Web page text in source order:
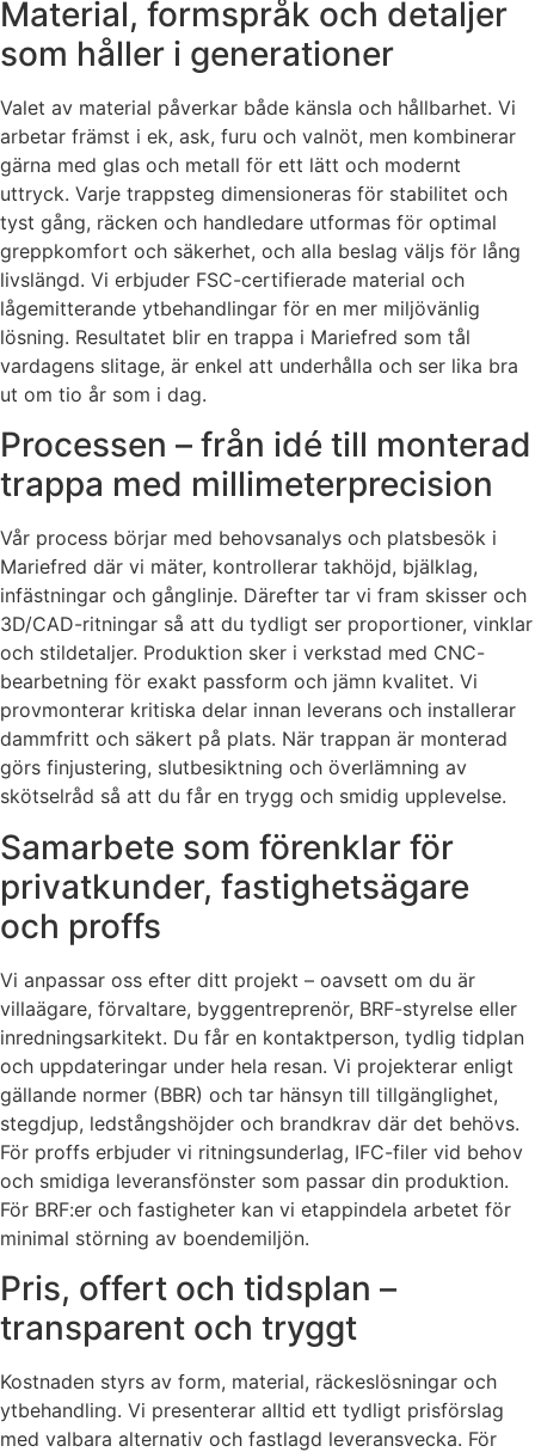
Material, formspråk och detaljer
som håller i generationer
Valet av material påverkar både känsla och hållbarhet. Vi
arbetar främst i ek, ask, furu och valnöt, men kombinerar
gärna med glas och metall för ett lätt och modernt
uttryck. Varje trappsteg dimensioneras för stabilitet och
tyst gång, räcken och handledare utformas för optimal
greppkomfort och säkerhet, och alla beslag väljs för lång
livslängd. Vi erbjuder FSC-certifierade material och
lågemitterande ytbehandlingar för en mer miljövänlig
lösning. Resultatet blir en trappa i Mariefred som tål
vardagens slitage, är enkel att underhålla och ser lika bra
ut om tio år som i dag.
Processen – från idé till monterad
trappa med millimeterprecision
Vår process börjar med behovsanalys och platsbesök i
Mariefred där vi mäter, kontrollerar takhöjd, bjälklag,
infästningar och gånglinje. Därefter tar vi fram skisser och
3D/CAD-ritningar så att du tydligt ser proportioner, vinklar
och stildetaljer. Produktion sker i verkstad med CNC-
bearbetning för exakt passform och jämn kvalitet. Vi
provmonterar kritiska delar innan leverans och installerar
dammfritt och säkert på plats. När trappan är monterad
görs finjustering, slutbesiktning och överlämning av
skötselråd så att du får en trygg och smidig upplevelse.
Samarbete som förenklar för
privatkunder, fastighetsägare
och proffs
Vi anpassar oss efter ditt projekt – oavsett om du är
villaägare, förvaltare, byggentreprenör, BRF-styrelse eller
inredningsarkitekt. Du får en kontaktperson, tydlig tidplan
och uppdateringar under hela resan. Vi projekterar enligt
gällande normer (BBR) och tar hänsyn till tillgänglighet,
stegdjup, ledstångshöjder och brandkrav där det behövs.
För proffs erbjuder vi ritningsunderlag, IFC-filer vid behov
och smidiga leveransfönster som passar din produktion.
För BRF:er och fastigheter kan vi etappindela arbetet för
minimal störning av boendemiljön.
Pris, offert och tidsplan –
transparent och tryggt
Kostnaden styrs av form, material, räckeslösningar och
ytbehandling. Vi presenterar alltid ett tydligt prisförslag
med valbara alternativ och fastlagd leveransvecka. För